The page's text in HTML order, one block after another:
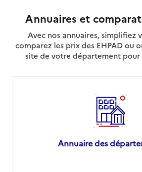
Annuaires et
Avec nos annuaires, simplifiez
comparez les prix des EHPAD ou
site de votre département pour
Annuaire des